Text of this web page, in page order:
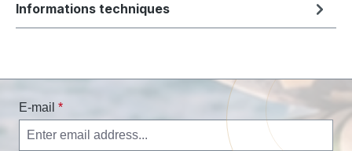
Informations techniques
E-mail *